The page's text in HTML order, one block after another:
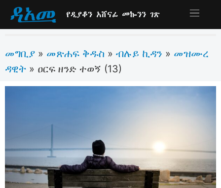
የዲያቆን አሸናፊ መኰንን ገጽ
መግቢያ » መጽሐፍ ቅዱስ » ብሉይ ኪዳን » መዝሙረ
ዳዊት » ዐርፍ ዘንድ ተወኝ (13)